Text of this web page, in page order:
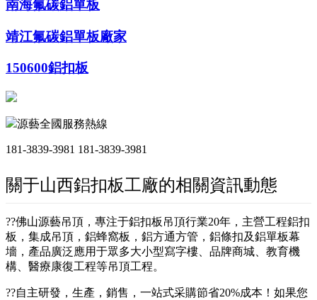
南海氟碳鋁單板
靖江氟碳鋁單板廠家
150600鋁扣板
源藝全國服務熱線
181-3839-3981 181-3839-3981
關于山西鋁扣板工廠的相關資訊動態
??佛山源藝吊頂，專注于鋁扣板吊頂行業20年，主營工程鋁扣
板，集成吊頂，鋁蜂窩板，鋁方通方管，鋁條扣及鋁單板幕
墻，產品廣泛應用于眾多大小型寫字樓、品牌商城、教育機
構、醫療康復工程等吊頂工程。
??自主研發，生產，銷售，一站式采購節省20%成本！如果您